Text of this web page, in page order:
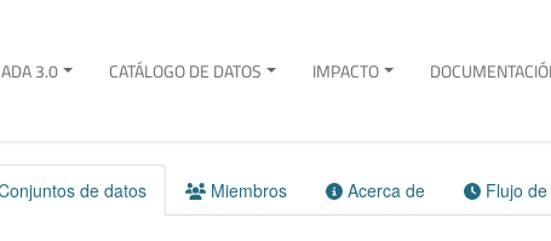
3.0 CATÁLOGO DE DATOS IMPACTO
de datos Miembros Acerca de Flujo